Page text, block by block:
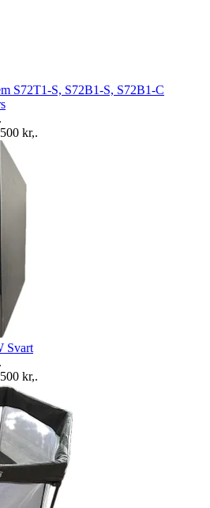
S72T1-S, S72B1-S, S72B1-C
.
500 kr,.
Svart
.
500 kr,.